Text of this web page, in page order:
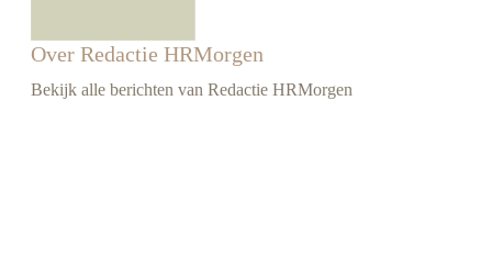
Over Redactie HRMorgen
Bekijk alle berichten van Redactie HRMorgen